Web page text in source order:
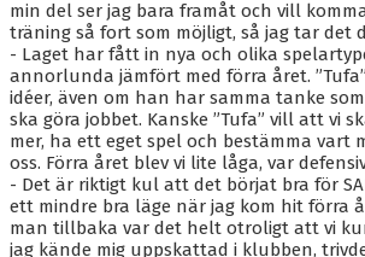
min del ser jag bara framåt och vill
träning så fort som möjligt, så jag tar det
- Laget har fått in nya och olika
annorlunda jämfört med förra året.
idéer, även om han har samma tanke
ska göra jobbet. Kanske ”Tufa” vill att vi
mer, ha ett eget spel och bestämma vart
oss. Förra året blev vi lite låga, var
- Det är riktigt kul att det börjat bra för
ett mindre bra läge när jag kom hit förra
man tillbaka var det helt otroligt att vi
jag kände mig uppskattad i klubben,